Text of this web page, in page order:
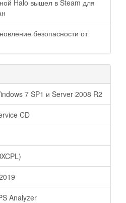
Halo вышел в Steam для
безопасности от
7 SP1 и Server 2008 R2
CD
Analyzer